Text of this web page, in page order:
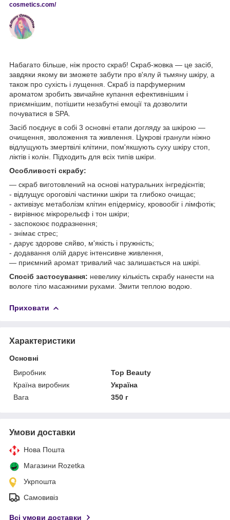
cosmetics.com/
Набагато більше, ніж просто скраб! Скраб-жовка — це засіб,
завдяки якому ви зможете забути про в'ялу й тьмяну шкіру, а
також про сухість і лущення. Скраб із парфумерним
ароматом зробить звичайне купання ефективнішим і
приємнішим, потішити незабутні емоції та дозволити
почуватися в SPA.
Засіб поєднує в собі 3 основні етапи догляду за шкірою —
очищення, зволоження та живлення. Цукрові гранули ніжно
відлущують змертвілі клітини, пом'якшують суху шкіру стоп,
ліктів і колін. Підходить для всіх типів шкіри.
Особливості скрабу:
— скраб виготовлений на основі натуральних інгредієнтів;
- відлущує ороговілі частинки шкіри та глибоко очищає;
- активізує метаболізм клітин епідермісу, кровообіг і лімфотік;
- вирівнює мікрорельєф і тон шкіри;
- заспокоює подразнення;
- знімає стрес;
- дарує здорове сяйво, м'якість і пружність;
- додавання олій дарує інтенсивне живлення,
— приємний аромат тривалий час залишається на шкірі.
Спосіб застосування: невелику кількість скрабу нанести на
вологе тіло масажними рухами. Змити теплою водою.
Приховати
Характеристики
Основні
Виробник
Top Beauty
Країна виробник
Україна
Вага
350 г
Умови доставки
Нова Пошта
Магазини Rozetka
Укрпошта
Самовивіз
Всі умови доставки